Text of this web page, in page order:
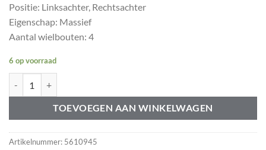
Positie: Linksachter, Rechtsachter
Eigenschap: Massief
Aantal wielbouten: 4
6 op voorraad
TOEVOEGEN AAN WINKELWAGEN
Artikelnummer: 5610945